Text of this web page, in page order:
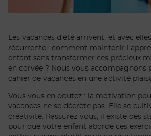
Les vacances d'été arrivent, et avec
récurrente : comment maintenir
enfant sans transformer ces précieux
en corvée ? Nous vous
cahier de vacances en une activité
Vous vous en doutez : la motivation
vacances ne se décrète pas. Elle se
créativité. Rassurez-vous, il existe des
pour que votre enfant aborde ces